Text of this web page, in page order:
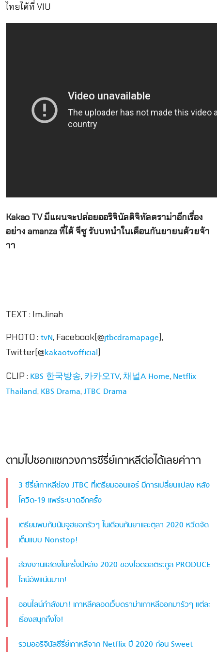
ไทยได้ที่ VIU
Kakao TV มีแผนจะปล่อยออริจินัลดิจิทัลดราม่าอีกเรื่อง
อย่าง amanza ที่ได้ จีซู รับบทนำในเดือนกันยายนด้วยจ้า
าา
TEXT : ImJinah
PHOTO : tvN, Facebook(@jtbcdramapage),
Twitter(@kakaotvofficial)
CLIP : KBS 한국방송, 카카오TV, 채널A Home, Netflix
Thailand, KBS Drama, JTBC Drama
ตามไปซอกแซกวงการซีรี่ย์เกาหลีต่อได้เลยค่าาา
3 ซีรี่ย์เกาหลีช่อง JTBC ที่เตรียมออนแอร์ มีการเปลี่ยนแปลง หลัง
โควิด-19 แพร่ระบาดอีกครั้ง
เตรียมพบกับนัมจูฮยอกรัวๆ ในเดือนกันยาและตุลา 2020 หวีดจัด
เต็มแบบ Nonstop!
ส่องงานแสดงในครึ่งปีหลัง 2020 ของไอดอลตระกูล PRODUCE
ไลน์อัพแน่นมาก!
ออนไลน์กำลังมา! เกาหลีคลอดเว็บดราม่าเกาหลีออกมารัวๆ แต่ละ
เรื่องสนุกถึงใจ!
รวมออริจินัลซีรี่ย์เกาหลีจาก Netflix ปี 2020 ก่อน Sweet